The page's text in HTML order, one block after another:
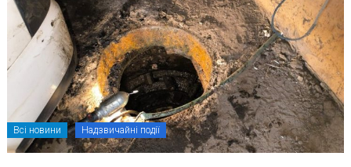
Всі новини Надзвичайні події